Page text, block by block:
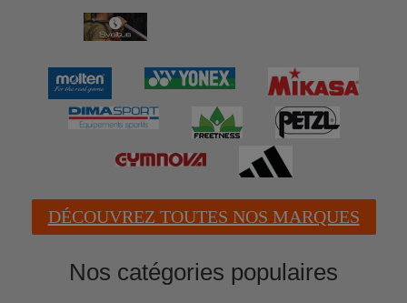
DÉCOUVREZ TOUTES NOS MARQUES
Nos catégories populaires